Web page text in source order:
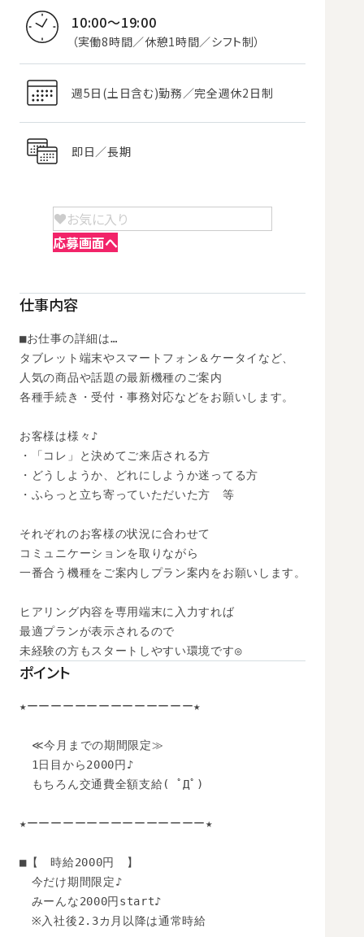
10:00～19:00
（実働8時間／休憩1時間／シフト制）
週5日(土日含む)勤務／完全週休2日制
即日／長期
お気に入り
応募画面へ
仕事内容
■お仕事の詳細は…
タブレット端末やスマートフォン＆ケータイなど、
人気の商品や話題の最新機種のご案内
各種手続き・受付・事務対応などをお願いします。
お客様は様々♪
・「コレ」と決めてご来店される方
・どうしようか、どれにしようか迷ってる方
・ふらっと立ち寄っていただいた方　等
それぞれのお客様の状況に合わせて
コミュニケーションを取りながら
一番合う機種をご案内しプラン案内をお願いします。
ヒアリング内容を専用端末に入力すれば
最適プランが表示されるので
未経験の方もスタートしやすい環境です◎
ポイント
★ーーーーーーーーーーーーーー★
≪今月までの期間限定≫
1日目から2000円♪
もちろん交通費全額支給( ﾟДﾟ)
★ーーーーーーーーーーーーーーー★
■【　時給2000円　】
今だけ期間限定♪
みーんな2000円start♪
※入社後2.3カ月以降は通常時給